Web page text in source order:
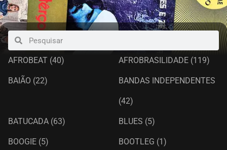
AFROBEAT (40) AFROBRASILIDADE (119)
BAIÃO (22) BANDAS INDEPENDENTES
(42)
BATUCADA (63) BLUES (5)
BOOGIE (5) BOOTLEG (1)